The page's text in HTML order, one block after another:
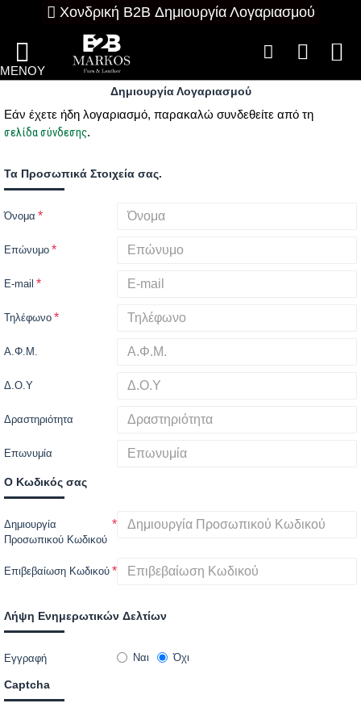
Χονδρική B2B Δημιουργία Λογαριασμού
Δημιουργία Λογαριασμού
Εάν έχετε ήδη λογαριασμό, παρακαλώ συνδεθείτε από τη
σελίδα σύνδεσης.
Τα Προσωπικά Στοιχεία σας.
Όνομα
Επώνυμο
E-mail
Τηλέφωνο
Α.Φ.Μ.
Δ.Ο.Υ
Δραστηριότητα
Επωνυμία
Ο Κωδικός σας
Δημιουργία
Προσωπικού Κωδικού
Επιβεβαίωση Κωδικού
Λήψη Ενημερωτικών Δελτίων
Εγγραφή Ναι Όχι
Captcha